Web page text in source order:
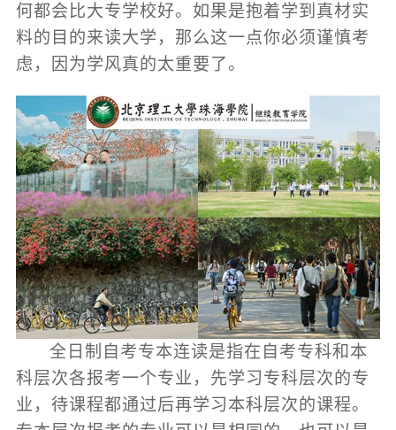
何都会比大专学校好。如果是抱着学到真材实
料的目的来读大学，那么这一点你必须谨慎考
虑，因为学风真的太重要了。
全日制自考专本连读是指在自考专科和本
科层次各报考一个专业，先学习专科层次的专
业，待课程都通过后再学习本科层次的课程。